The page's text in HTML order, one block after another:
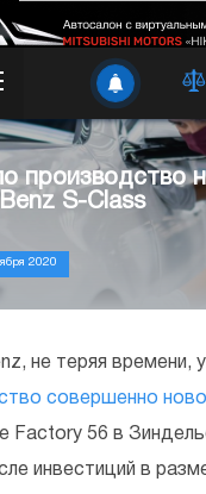
производство
S-Class
2020
не теряя времени,
совершенно
Factory 56 в
инвестиций в